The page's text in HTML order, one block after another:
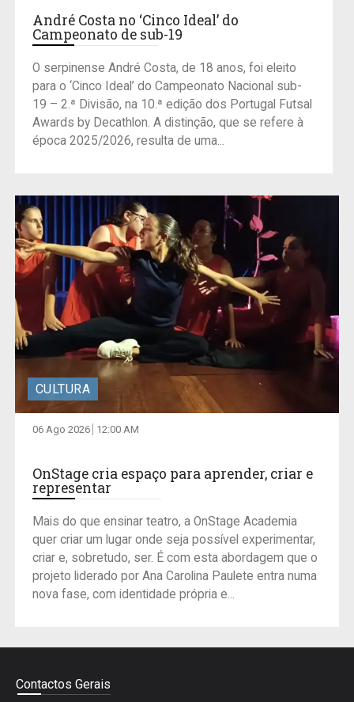
André Costa no ‘Cinco Ideal’ do
Campeonato de sub-19
O serpinense André Costa, de 18 anos, foi eleito
para o ‘Cinco Ideal’ do Campeonato Nacional sub-
19 – 2.ª Divisão, na 10.ª edição dos Portugal Futsal
Awards by Decathlon. A distinção, que se refere à
época 2025/2026, resulta de uma...
CULTURA
06 Ago 2026 12:00 AM
OnStage cria espaço para aprender, criar e
representar
Mais do que ensinar teatro, a OnStage Academia
quer criar um lugar onde seja possível experimentar,
criar e, sobretudo, ser. É com esta abordagem que o
projeto liderado por Ana Carolina Paulete entra numa
nova fase, com identidade própria e...
Contactos Gerais